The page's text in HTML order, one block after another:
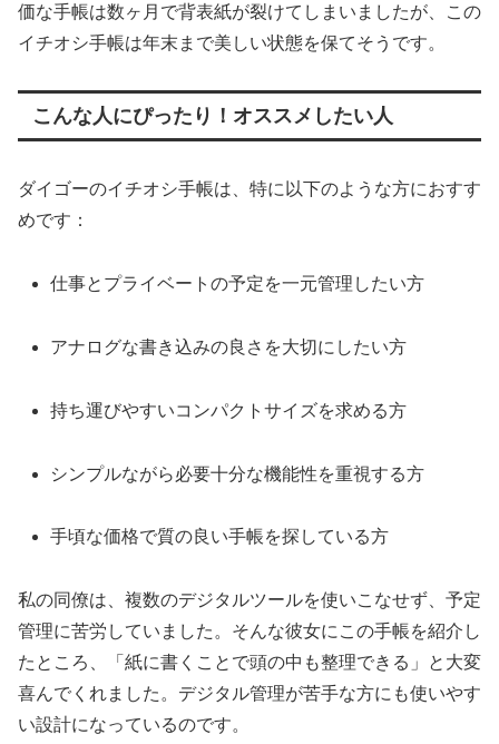
価な手帳は数ヶ月で背表紙が裂けてしまいましたが、この
イチオシ手帳は年末まで美しい状態を保てそうです。
こんな人にぴったり！オススメしたい人
ダイゴーのイチオシ手帳は、特に以下のような方におすす
めです：
仕事とプライベートの予定を一元管理したい方
アナログな書き込みの良さを大切にしたい方
持ち運びやすいコンパクトサイズを求める方
シンプルながら必要十分な機能性を重視する方
手頃な価格で質の良い手帳を探している方
私の同僚は、複数のデジタルツールを使いこなせず、予定
管理に苦労していました。そんな彼女にこの手帳を紹介し
たところ、「紙に書くことで頭の中も整理できる」と大変
喜んでくれました。デジタル管理が苦手な方にも使いやす
い設計になっているのです。